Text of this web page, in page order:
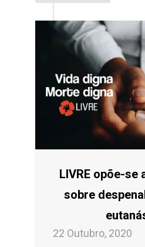
LIVRE opõe-se
sobre
22 Outubro, 2020